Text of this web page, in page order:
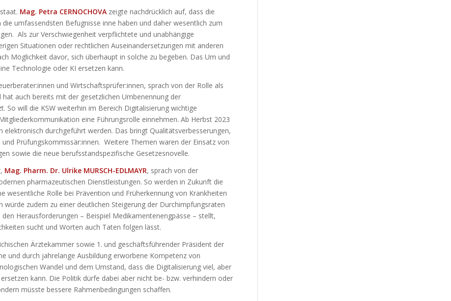
Mag. Petra CERNOCHOVA zeigte nachdrücklich auf, dass die
umfassendsten Befugnisse inne haben und daher wesentlich zum
Als zur Verschwiegenheit verpflichtete und unabhängige
Situationen oder rechtlichen Auseinandersetzungen mit anderen
Möglichkeit davor, sich überhaupt in solche zu begeben. Das Um und
Technologie oder KI ersetzen kann.
und Wirtschaftsprüfer:innen, sprach von der Rolle als
auch bereits mit der gesetzlichen Umbenennung der
So will die KSW weiterhin im Bereich Digitalisierung wichtige
eine Führungsrolle einnehmen. Ab Herbst 2023
durchgeführt werden. Das bringt Qualitätsverbesserungen,
Prüfungskommissär:innen. Weitere Themen waren der Einsatz von
sowie die neue berufsstandspezifische Gesetzesnovelle.
Mag. Pharm. Dr. Ulrike MURSCH-EDLMAYR, sprach von der
pharmazeutischen Dienstleistungen. So werden in Zukunft die
Rolle bei Prävention und Früherkennung von Krankheiten
zudem zu einer deutlichen Steigerung der Durchimpfungsraten
Herausforderungen – Beispiel Medikamentenengpässe – stellt,
sucht und Worten auch Taten folgen lässt.
Ärztekammer sowie 1. und geschäftsführender Präsident der
und durch jahrelange Ausbildung erworbene Kompetenz von
Wandel und dem Umstand, dass die Digitalisierung viel, aber
kann. Die Politik dürfe dabei aber nicht be- bzw. verhindern oder
müsste bessere Rahmenbedingungen schaffen.